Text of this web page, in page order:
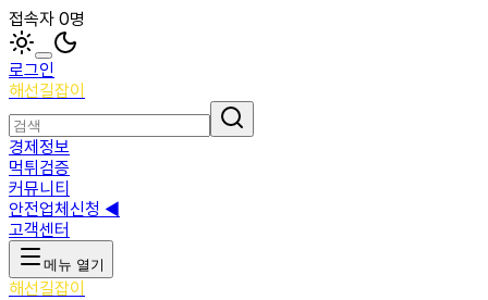
접속자 0명
로그인
해선길잡이
경제정보
먹튀검증
커뮤니티
안전업체신청 ◀
고객센터
메뉴 열기
해선길잡이